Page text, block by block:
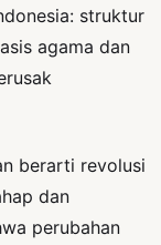
struktur
agama dan
berarti revolusi
dan
perubahan